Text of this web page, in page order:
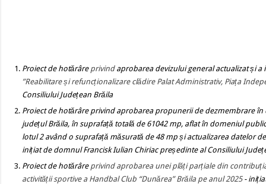
Proiect de hotărâre privind aprobarea devizului general actualizat și
”Reabilitare și refuncționalizare clădire Palat Administrativ, Piața
Consiliului Județean Brăila
Proiect de hotărâre privind aprobarea propunerii de dezmembrare în
județul Brăila, în suprafață totală de 61042 mp, aflat în domeniul
lotul 2 având o suprafață măsurată de 48 mp și actualizarea datelor
inițiat de domnul Francisk Iulian Chiriac președinte al Consiliului
Proiect de hotărâre privind aprobarea unei plăți parțiale din
activității sportive a Handbal Club “Dunărea” Brăila pe anul 2025 -